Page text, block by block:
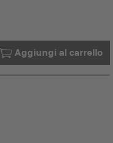
Aggiungi al carrello
Già nel tuo